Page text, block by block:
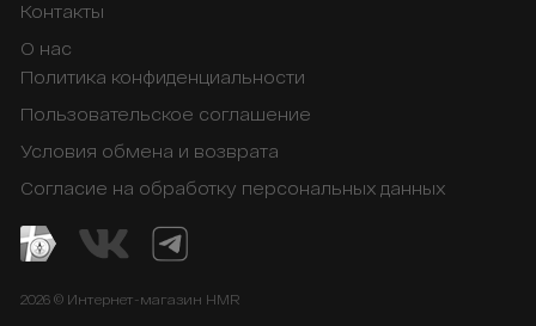
Контакты
О нас
Политика конфиденциальности
Пользовательское соглашение
Условия обмена и возврата
Согласие на обработку персональных данных
2026 © Интернет-магазин HMR